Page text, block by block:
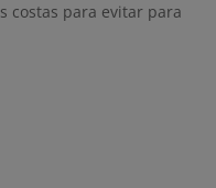
costas para evitar para